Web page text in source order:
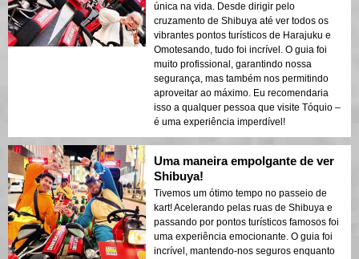
única na vida. Desde dirigir pelo
cruzamento de Shibuya até ver todos os
vibrantes pontos turísticos de Harajuku e
Omotesando, tudo foi incrível. O guia foi
muito profissional, garantindo nossa
segurança, mas também nos permitindo
aproveitar ao máximo. Eu recomendaria
isso a qualquer pessoa que visite Tóquio –
é uma experiência imperdível!
Uma maneira empolgante de ver
Shibuya!
Tivemos um ótimo tempo no passeio de
kart! Acelerando pelas ruas de Shibuya e
passando por pontos turísticos famosos foi
uma experiência emocionante. O guia foi
incrível, mantendo-nos seguros enquanto